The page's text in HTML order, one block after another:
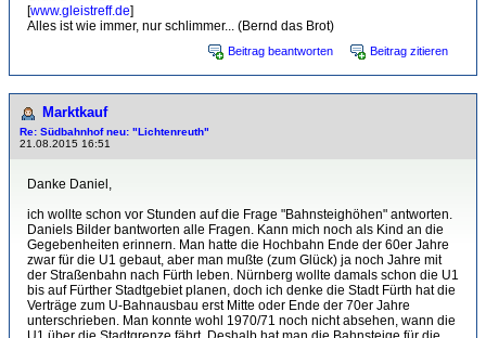
[www.gleistreff.de]
Alles ist wie immer, nur schlimmer... (Bernd das Brot)
Beitrag beantworten Beitrag zitieren
Marktkauf
Re: Südbahnhof neu: "Lichtenreuth"
21.08.2015 16:51
Danke Daniel,
ich wollte schon vor Stunden auf die Frage "Bahnsteighöhen" antworten.
Daniels Bilder bantworten alle Fragen. Kann mich noch als Kind an die
Gegebenheiten erinnern. Man hatte die Hochbahn Ende der 60er Jahre
zwar für die U1 gebaut, aber man mußte (zum Glück) ja noch Jahre mit
der Straßenbahn nach Fürth leben. Nürnberg wollte damals schon die U1
bis auf Fürther Stadtgebiet planen, doch ich denke die Stadt Fürth hat die
Verträge zum U-Bahnausbau erst Mitte oder Ende der 70er Jahre
unterschrieben. Man konnte wohl 1970/71 noch nicht absehen, wann die